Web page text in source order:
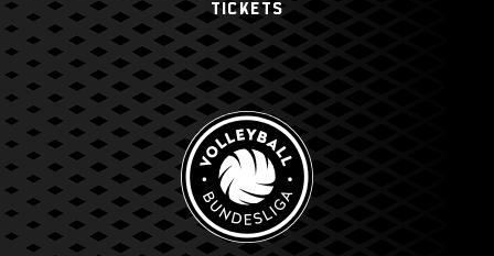
TICKETS